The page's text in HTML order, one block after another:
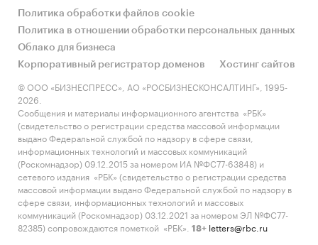
Политика обработки файлов cookie
Политика в отношении обработки персональных данных
Облако для бизнеса
Корпоративный регистратор доменов
Хостинг сайтов
© ООО «БИЗНЕСПРЕСС», АО «РОСБИЗНЕСКОНСАЛТИНГ», 1995-
2026.
Сообщения и материалы информационного агентства «РБК»
(свидетельство о регистрации средства массовой информации
выдано Федеральной службой по надзору в сфере связи,
информационных технологий и массовых коммуникаций
(Роскомнадзор) 09.12.2015 за номером ИА №ФС77-63848) и
сетевого издания «РБК» (свидетельство о регистрации средства
массовой информации выдано Федеральной службой по надзору в
сфере связи, информационных технологий и массовых
коммуникаций (Роскомнадзор) 03.12.2021 за номером ЭЛ №ФС77-
82385) сопровождаются пометкой «РБК».
18+ letters@rbc.ru